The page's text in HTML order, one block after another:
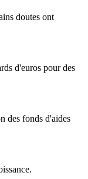
doutes ont
d'euros pour des
des fonds d'aides